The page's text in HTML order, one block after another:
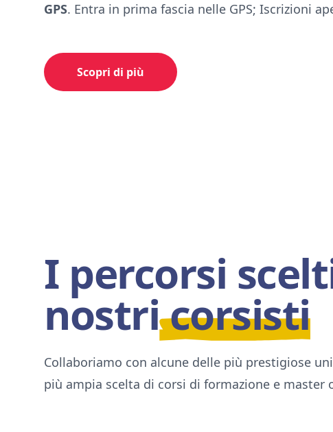
GPS. Entra in prima fascia nelle GPS; Iscrizioni
Scopri di più
I percorsi
nostricorsisti
Collaboriamo con alcune delle più prestigiose
più ampia scelta di corsi di formazione e master